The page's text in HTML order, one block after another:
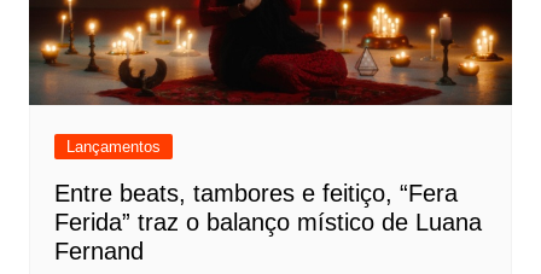
Lançamentos
Entre beats, tambores e feitiço, “Fera
Ferida” traz o balanço místico de Luana
Fernand